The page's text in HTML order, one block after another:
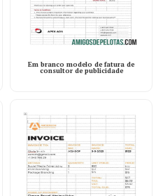
Em branco modelo de fatura de
consultor de publicidade